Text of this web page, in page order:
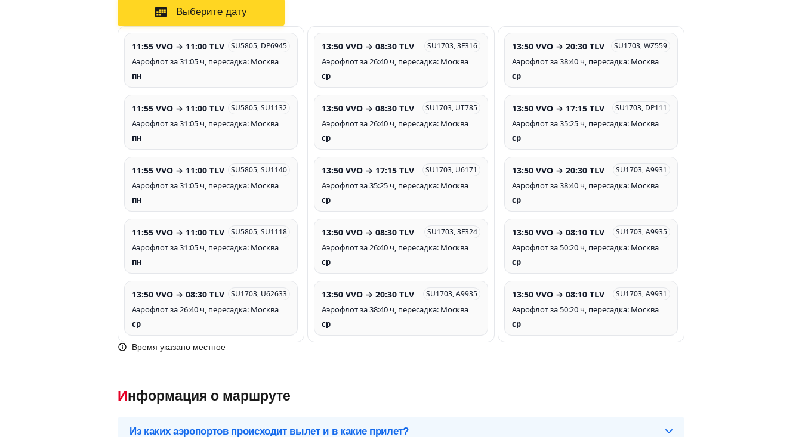
Выберите дату
11:55 VVO → 11:00 TLV SU5805, DP6945
Аэрофлот за 31:05 ч, пересадка: Москва
пн
11:55 VVO → 11:00 TLV SU5805, SU1132
Аэрофлот за 31:05 ч, пересадка: Москва
пн
11:55 VVO → 11:00 TLV SU5805, SU1140
Аэрофлот за 31:05 ч, пересадка: Москва
пн
11:55 VVO → 11:00 TLV SU5805, SU1118
Аэрофлот за 31:05 ч, пересадка: Москва
пн
13:50 VVO → 08:30 TLV SU1703, U62633
Аэрофлот за 26:40 ч, пересадка: Москва
ср
13:50 VVO → 08:30 TLV SU1703, 3F316
Аэрофлот за 26:40 ч, пересадка: Москва
ср
13:50 VVO → 08:30 TLV SU1703, UT785
Аэрофлот за 26:40 ч, пересадка: Москва
ср
13:50 VVO → 17:15 TLV SU1703, U6171
Аэрофлот за 35:25 ч, пересадка: Москва
ср
13:50 VVO → 08:30 TLV SU1703, 3F324
Аэрофлот за 26:40 ч, пересадка: Москва
ср
13:50 VVO → 20:30 TLV SU1703, A9935
Аэрофлот за 38:40 ч, пересадка: Москва
ср
13:50 VVO → 20:30 TLV SU1703, WZ559
Аэрофлот за 38:40 ч, пересадка: Москва
ср
13:50 VVO → 17:15 TLV SU1703, DP111
Аэрофлот за 35:25 ч, пересадка: Москва
ср
13:50 VVO → 20:30 TLV SU1703, A9931
Аэрофлот за 38:40 ч, пересадка: Москва
ср
13:50 VVO → 08:10 TLV SU1703, A9935
Аэрофлот за 50:20 ч, пересадка: Москва
ср
13:50 VVO → 08:10 TLV SU1703, A9931
Аэрофлот за 50:20 ч, пересадка: Москва
ср
Время указано местное
Информация о маршруте
Из каких аэропортов происходит вылет и в какие прилет?